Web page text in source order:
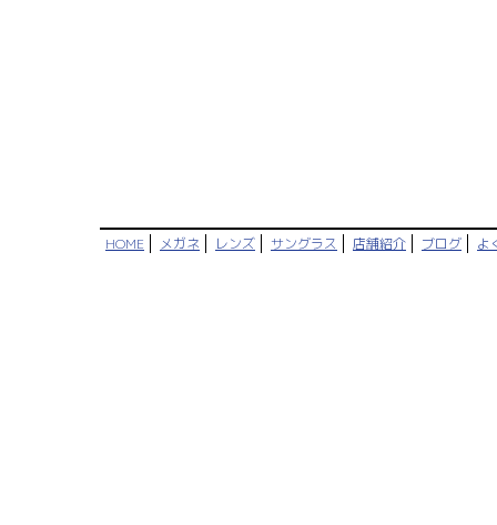
HOME メガネ レンズ サングラス 店舗紹介 ブログ よ